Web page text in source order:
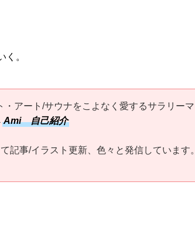
く。
・アート/サウナをこよなく愛するサラリー
Ami 自己紹介
記事/イラスト更新、色々と発信しています